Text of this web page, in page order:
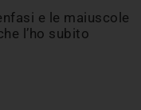
e le maiuscole
l’ho subito